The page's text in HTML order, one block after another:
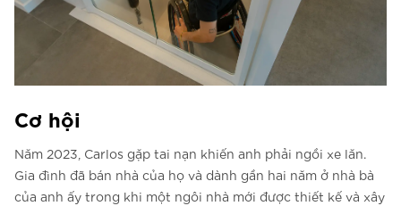
Cơ hội
Năm 2023, Carlos gặp tai nạn khiến anh phải ngồi xe lăn.
Gia đình đã bán nhà của họ và dành gần hai năm ở nhà bà
của anh ấy trong khi một ngôi nhà mới được thiết kế và xây